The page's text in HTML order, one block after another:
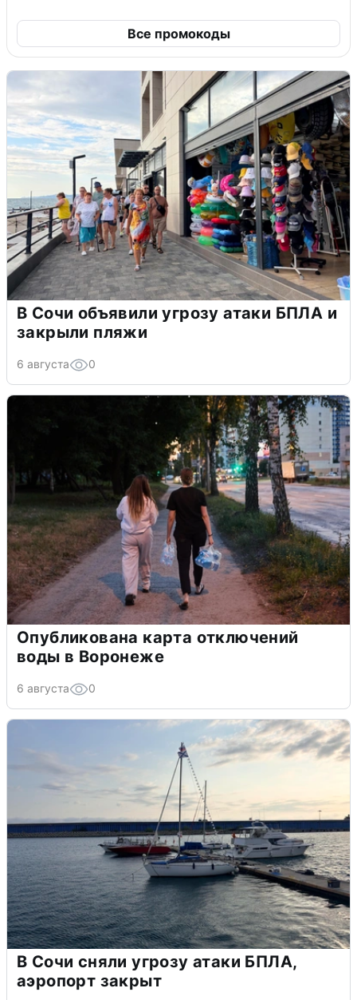
Все промокоды
В Сочи объявили угрозу атаки БПЛА и
закрыли пляжи
6 августа 0
Опубликована карта отключений
воды в Воронеже
6 августа 0
В Сочи сняли угрозу атаки БПЛА,
аэропорт закрыт